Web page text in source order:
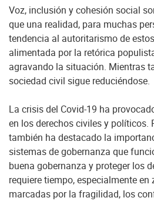
Voz, inclusión y cohesión social
que una realidad, para muchas
tendencia al autoritarismo de
alimentada por la retórica
agravando la situación. Mientras
sociedad civil sigue reduciéndose.
La crisis del Covid-19 ha
en los derechos civiles y políticos.
también ha destacado la
sistemas de gobernanza que
buena gobernanza y proteger los
requiere tiempo, especialmente
marcadas por la fragilidad, los